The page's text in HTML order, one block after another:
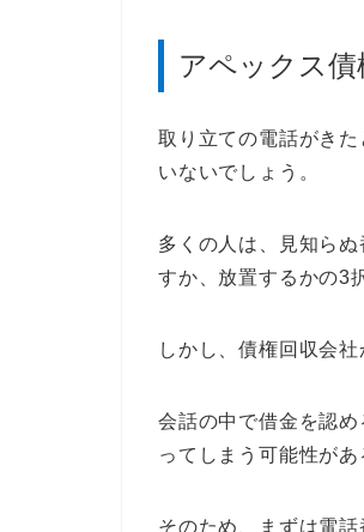
アペックス
取り立ての電話がき
いないでしょう。
多くの人は、見知ら
すか、放置するかの3
しかし、債権回収会
会話の中で借金を認
ってしまう可能性があ
そのため、まずは電話